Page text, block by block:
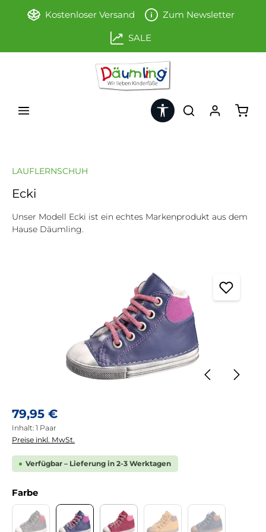
Zum Hauptinhalt springen
Kostenloser Versand Zum Newsletter
SALE
Werkzeugleiste anzeigen
LAUFLERNSCHUH
Ecki
Unser Modell Ecki ist ein echtes Markenprodukt aus dem
Hause Däumling.
Regulärer Preis:
79,95 €
Inhalt: 1 Paar
Preise inkl. MwSt.
Verfügbar – Lieferung in 2-3 Werktagen
Farbeauswählen